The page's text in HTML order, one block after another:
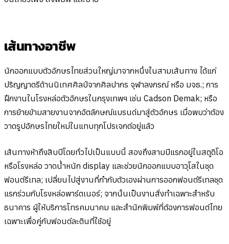
เส้นทางอาชีพ
นักออกแบบตัวอักษรไทยส่วนใหญ่มาจากหนึ่งในสามเส้นทาง ได้แก่
ปริญญาตรีด้านนิเทศศิลป์จากศิลปากร จุฬาลงกรณ์ หรือ มจธ.; การ
ฝึกงานในโรงหล่อตัวอักษรในกรุงเทพฯ เช่น Cadson Demak; หรือ
การย้ายข้ามสายงานจากอัตลักษณ์แบรนด์มาสู่ตัวอักษร เมื่อพบว่าต้อง
วาดรูปอักษรไทยใหม่ในแทบทุกโปรเจกต์อยู่แล้ว
เส้นทางห้าถึงสิบปีโดยทั่วไปเป็นแบบนี้ สองถึงสามปีแรกอยู่ในสตูดิโอ
หรือโรงหล่อ วาดน้ำหนัก display และช่วยนักออกแบบอาวุโสในชุด
ฟอนต์รีเทล; เปลี่ยนไปสู่งานที่กำกับตัวเองผ่านการออกฟอนต์รีเทลชุด
แรกร่วมกับโรงหล่อพาร์ตเนอร์; จากนั้นเป็นงานสั่งทำเฉพาะสำหรับ
ธนาคาร ผู้ให้บริการโทรคมนาคม และสำนักพิมพ์ที่ต้องการฟอนต์ไทย
เฉพาะเพื่อคู่กับฟอนต์ละตินที่ใช้อยู่